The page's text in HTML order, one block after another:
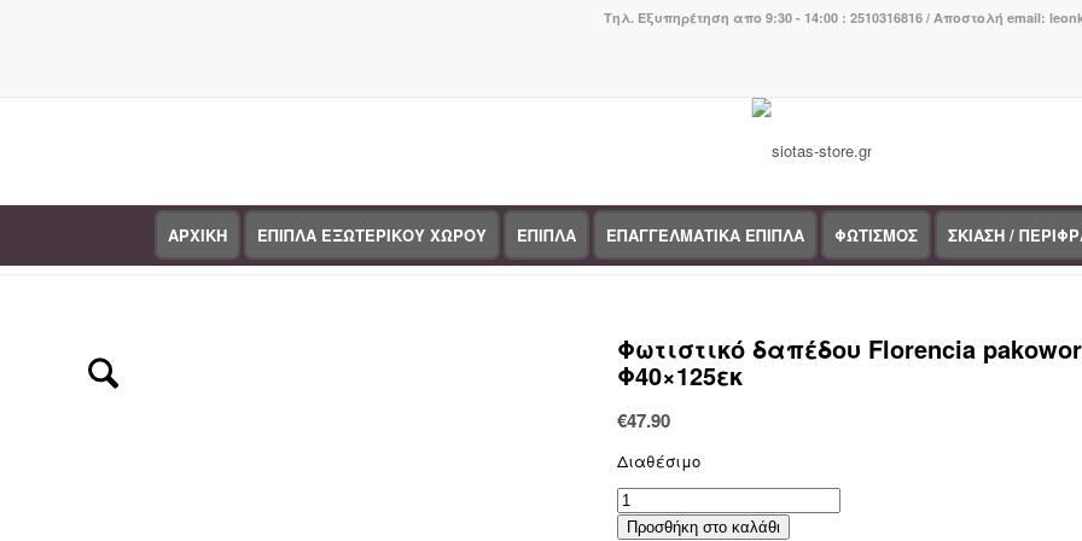
Τηλ. Εξυπηρέτηση απο 9:30 - 14:00 : 2510316816 / Αποστολή email:
ΑΡΧΙΚΗ ΕΠΙΠΛΑ ΕΞΩΤΕΡΙΚΟΥ ΧΩΡΟΥ ΕΠΙΠΛΑ ΕΠΑΓΓΕΛΜΑΤΙΚΑ ΕΠΙΠΛΑ ΦΩΤΙΣΜΟΣ ΣΚΙΑΣΗ /
Κατάστημα You are here: Home Κατάστημα Φωτισμός / Δαπέδου / Φωτιστικό
Φωτιστικό δαπέδου Florencia
Φ40×125εκ
€47.90
Διαθέσιμο
Φωτιστικό
δαπέδου
Προσθήκη στο καλάθι